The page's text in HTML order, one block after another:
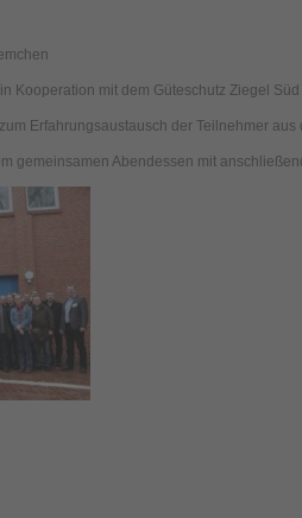
Kooperation mit dem Güteschutz Ziegel
Erfahrungsaustausch der Teilnehmer
gemeinsamen Abendessen mit